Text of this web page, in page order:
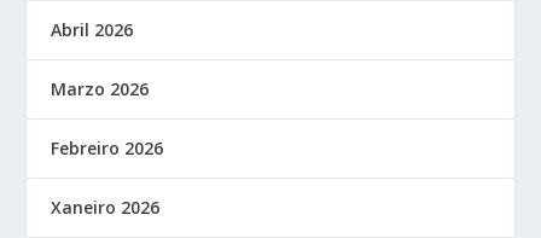
Abril 2026
Marzo 2026
Febreiro 2026
Xaneiro 2026